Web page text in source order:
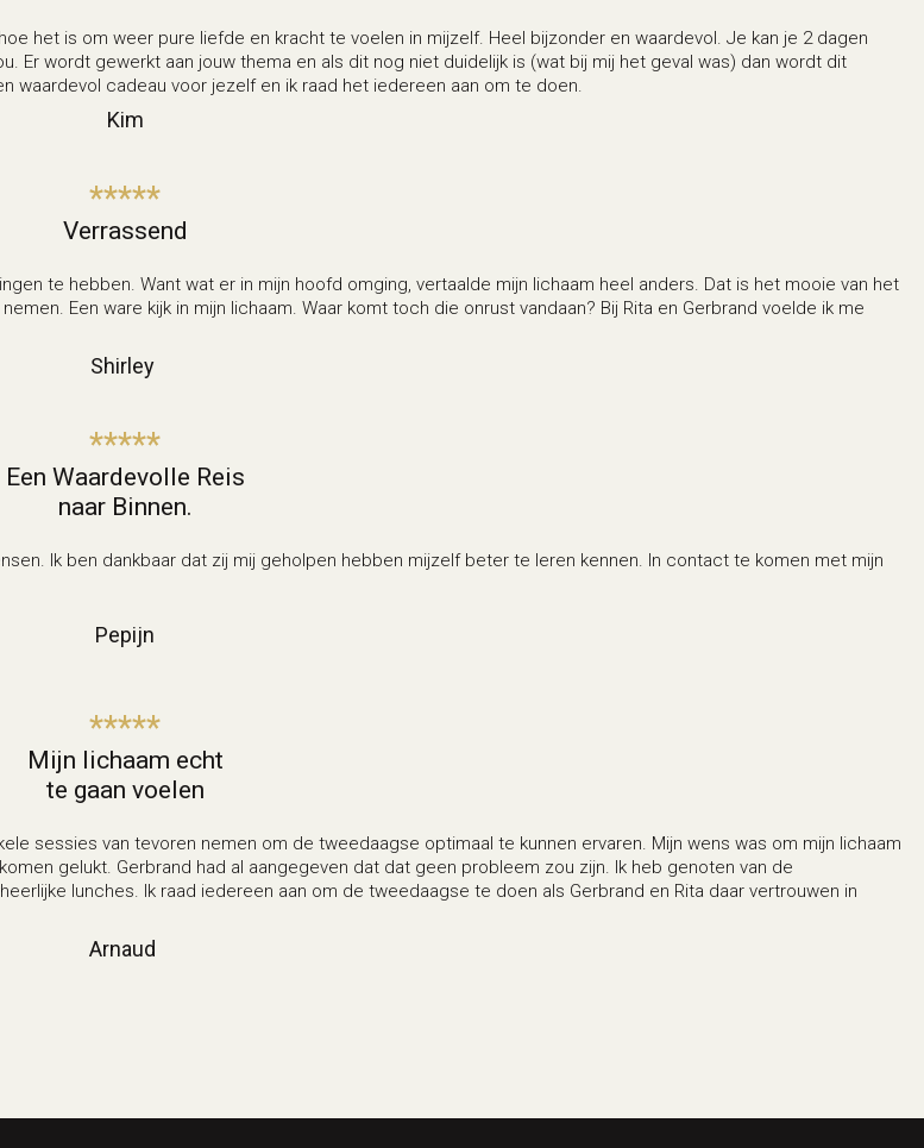
het is om weer pure liefde en kracht te voelen in mijzelf. Heel bijzonder en waardevol. Je kan je 2 dagen
Er wordt gewerkt aan jouw thema en als dit nog niet duidelijk is (wat bij mij het geval was) dan wordt dit
waardevol cadeau voor jezelf en ik raad het iedereen aan om te doen.
Kim
*****
Verrassend
te hebben. Want wat er in mijn hoofd omging, vertaalde mijn lichaam heel anders. Dat is het mooie van het
Een ware kijk in mijn lichaam. Waar komt toch die onrust vandaan? Bij Rita en Gerbrand voelde ik me
Shirley
*****
Een Waardevolle Reis
naar Binnen.
Ik ben dankbaar dat zij mij geholpen hebben mijzelf beter te leren kennen. In contact te komen met mijn
Pepijn
*****
Mijn lichaam echt
te gaan voelen
sessies van tevoren nemen om de tweedaagse optimaal te kunnen ervaren. Mijn wens was om mijn lichaam
gelukt. Gerbrand had al aangegeven dat dat geen probleem zou zijn. Ik heb genoten van de
lunches. Ik raad iedereen aan om de tweedaagse te doen als Gerbrand en Rita daar vertrouwen in
Arnaud